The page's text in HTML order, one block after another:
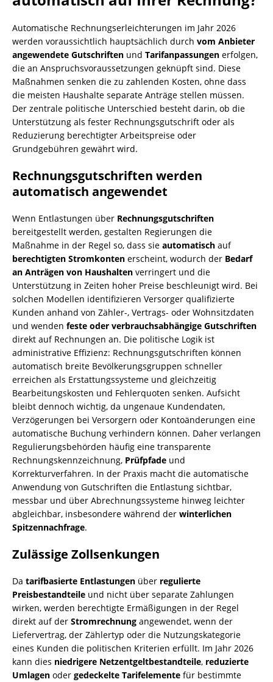
Automatische Rechnungserleichterungen im Jahr 2026
werden voraussichtlich hauptsächlich durch vom Anbieter
angewendete Gutschriften und Tarifanpassungen erfolgen,
die an Anspruchsvoraussetzungen geknüpft sind. Diese
Maßnahmen senken die zu zahlenden Kosten, ohne dass
die meisten Haushalte separate Anträge stellen müssen.
Der zentrale politische Unterschied besteht darin, ob die
Unterstützung als fester Rechnungsgutschrift oder als
Reduzierung berechtigter Arbeitspreise oder
Grundgebühren gewährt wird.
Rechnungsgutschriften werden
automatisch angewendet
Wenn Entlastungen über Rechnungsgutschriften
bereitgestellt werden, gestalten Regierungen die
Maßnahme in der Regel so, dass sie automatisch auf
berechtigten Stromkonten erscheint, wodurch der Bedarf
an Anträgen von Haushalten verringert und die
Unterstützung in Zeiten hoher Preise beschleunigt wird. Bei
solchen Modellen identifizieren Versorger qualifizierte
Kunden anhand von Zähler-, Vertrags- oder Wohnsitzdaten
und wenden feste oder verbrauchsabhängige Gutschriften
direkt auf Rechnungen an. Die politische Logik ist
administrative Effizienz: Rechnungsgutschriften können
automatisch breite Bevölkerungsgruppen schneller
erreichen als Erstattungssysteme und gleichzeitig
Bearbeitungskosten und Fehlerquoten senken. Aufsicht
bleibt dennoch wichtig, da ungenaue Kundendaten,
Verzögerungen bei Versorgern oder Kontoänderungen eine
automatische Buchung verhindern können. Daher verlangen
Regulierungsbehörden häufig eine transparente
Rechnungskennzeichnung, Prüfpfade und
Korrekturverfahren. In der Praxis macht die automatische
Anwendung von Gutschriften die Entlastung sichtbar,
messbar und über Abrechnungssysteme hinweg leichter
abgleichbar, insbesondere während der winterlichen
Spitzennachfrage.
Zulässige Zollsenkungen
Da tarifbasierte Entlastungen über regulierte
Preisbestandteile und nicht über separate Zahlungen
wirken, werden berechtigte Ermäßigungen in der Regel
direkt auf der Stromrechnung angewendet, wenn der
Liefervertrag, der Zählertyp oder die Nutzungskategorie
eines Kunden die politischen Kriterien erfüllt. Im Jahr 2026
kann dies niedrigere Netzentgeltbestandteile, reduzierte
Umlagen oder gedeckelte Tarifelemente für bestimmte